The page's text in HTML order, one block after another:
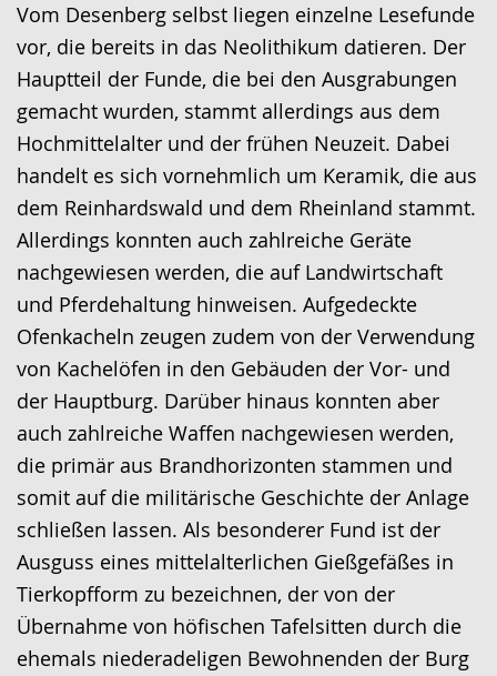
wechseln.
Deutscher
Gebärdensprache
wird
angezeigt.
Vom Desenberg selbst liegen einzelne Lesefunde
vor, die bereits in das Neolithikum datieren. Der
Hauptteil der Funde, die bei den Ausgrabungen
gemacht wurden, stammt allerdings aus dem
Hochmittelalter und der frühen Neuzeit. Dabei
handelt es sich vornehmlich um Keramik, die aus
dem Reinhardswald und dem Rheinland stammt.
Allerdings konnten auch zahlreiche Geräte
nachgewiesen werden, die auf Landwirtschaft
und Pferdehaltung hinweisen. Aufgedeckte
Ofenkacheln zeugen zudem von der Verwendung
von Kachelöfen in den Gebäuden der Vor- und
der Hauptburg. Darüber hinaus konnten aber
auch zahlreiche Waffen nachgewiesen werden,
die primär aus Brandhorizonten stammen und
somit auf die militärische Geschichte der Anlage
schließen lassen. Als besonderer Fund ist der
Ausguss eines mittelalterlichen Gießgefäßes in
Tierkopfform zu bezeichnen, der von der
Übernahme von höfischen Tafelsitten durch die
ehemals niederadeligen Bewohnenden der Burg